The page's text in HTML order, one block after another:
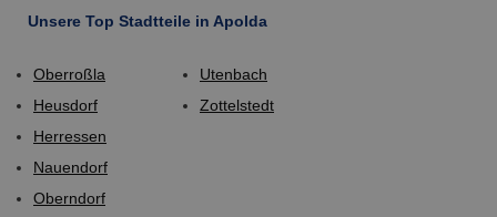
Unsere Top Stadtteile in Apolda
Oberroßla
Heusdorf
Herressen
Nauendorf
Oberndorf
Utenbach
Zottelstedt